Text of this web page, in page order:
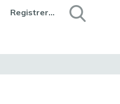
Registreren